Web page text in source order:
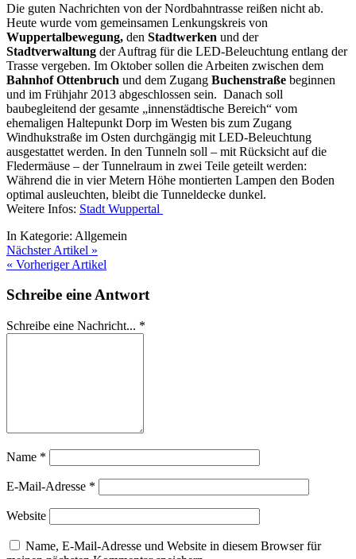
Die guten Nachrichten von der Nordbahntrasse reißen nicht ab.
Heute wurde vom gemeinsamen Lenkungskreis von
Wuppertalbewegung, den Stadtwerken und der
Stadtverwaltung der Auftrag für die LED-Beleuchtung entlang der
Trasse vergeben. Im Oktober sollen die Arbeiten zwischen dem
Bahnhof Ottenbruch und dem Zugang Buchenstraße beginnen
und im Frühjahr 2013 abgeschlossen sein. Danach soll
baubegleitend der gesamte „innenstädtische Bereich“ vom
ehemaligen Haltepunkt Dorp im Westen bis zum Zugang
Windhukstraße im Osten durchgängig mit LED-Beleuchtung
ausgestattet werden. In den Tunneln soll – mit Rücksicht auf die
Fledermäuse – der Tunnelraum in zwei Teile geteilt werden:
Während die in vier Metern Höhe montierten Lampen den Boden
optimal ausleuchten, bleibt die Tunneldecke dunkel.
Weitere Infos: Stadt Wuppertal
In Kategorie: Allgemein
Nächster Artikel »
« Vorheriger Artikel
Schreibe eine Antwort
Schreibe eine Nachricht... *
Name *
E-Mail-Adresse *
Website
Name, E-Mail-Adresse und Website in diesem Browser für